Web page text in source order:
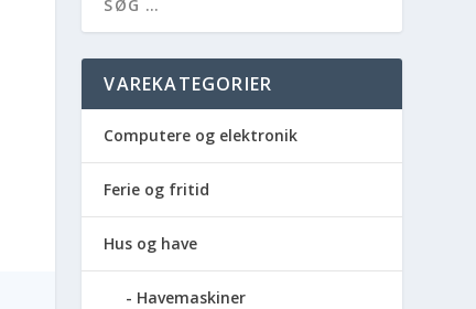
VAREKATEGORIER
Computere og elektronik
Ferie og fritid
Hus og have
Havemaskiner